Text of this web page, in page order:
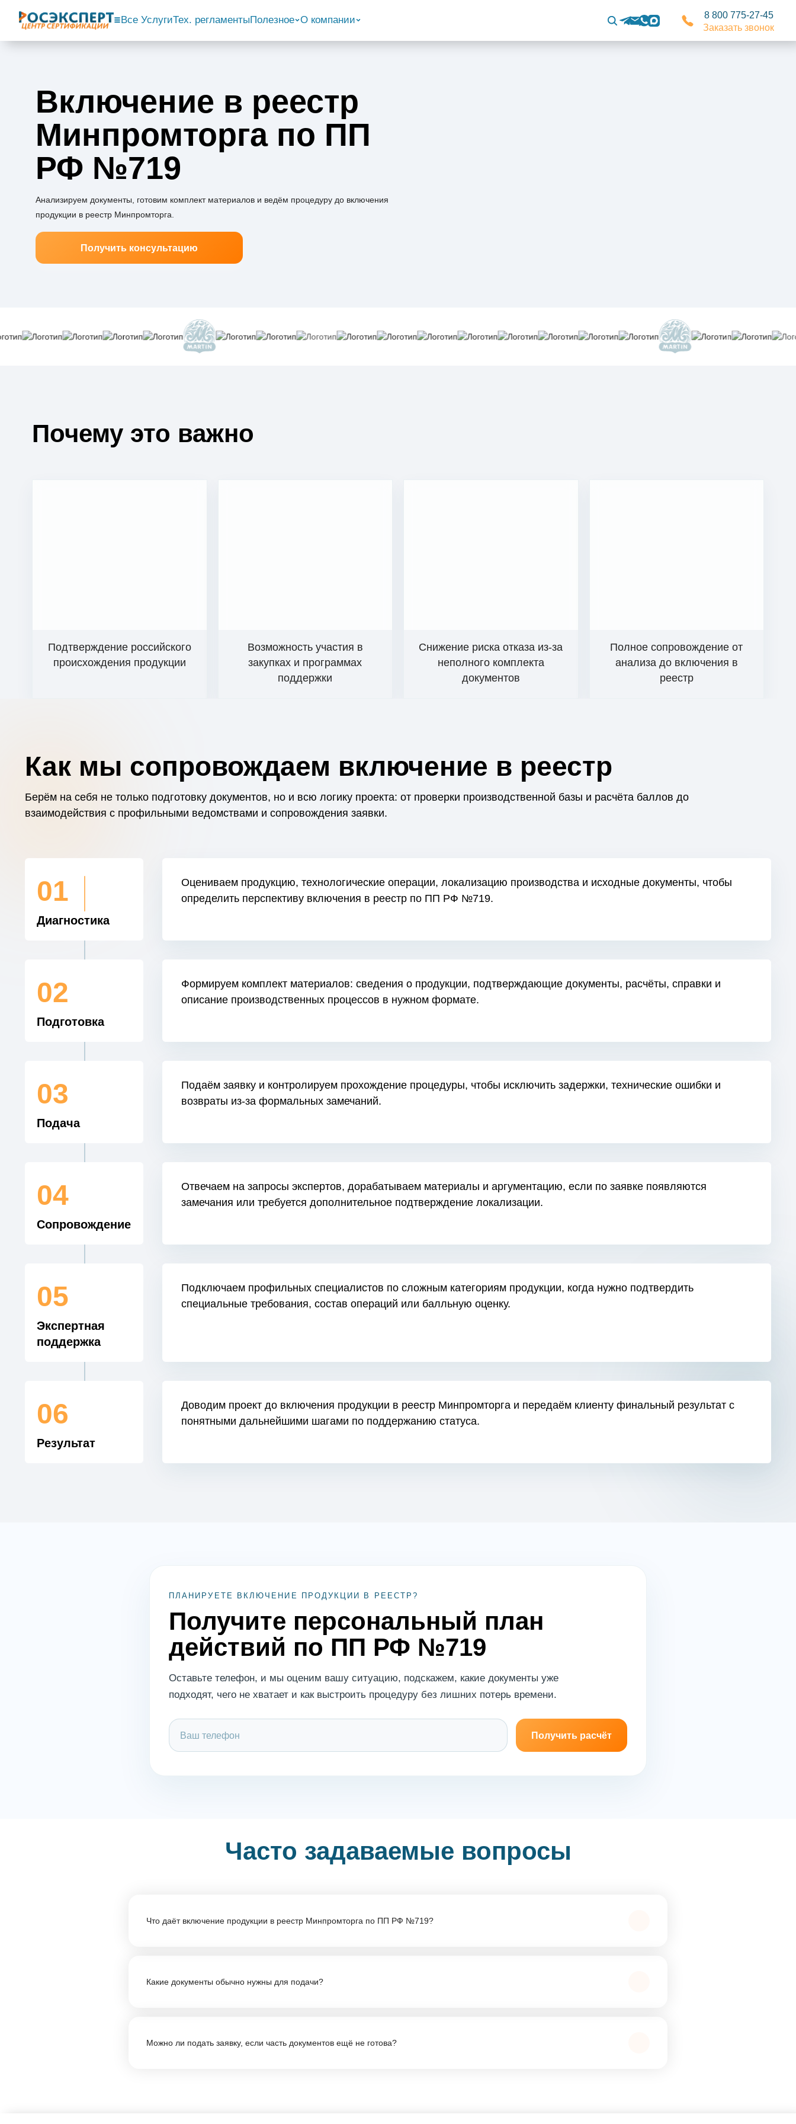
Все УслугиТех. регламенты Полезное О компании
8 800 775-27-45
Заказать звонок
Включение в реестр
Минпромторга по ПП
РФ №719
Анализируем документы, готовим комплект материалов и ведём процедуру до включения
продукции в реестр Минпромторга.
Получить консультацию
Почему это важно
Подтверждение российского
происхождения продукции
Возможность участия в
закупках и программах
поддержки
Снижение риска отказа из-за
неполного комплекта
документов
Полное сопровождение от
анализа до включения в
реестр
Как мы сопровождаем включение в реестр
Берём на себя не только подготовку документов, но и всю логику проекта: от проверки производственной базы и расчёта баллов до
взаимодействия с профильными ведомствами и сопровождения заявки.
01
Диагностика
Оцениваем продукцию, технологические операции, локализацию производства и исходные документы, чтобы
определить перспективу включения в реестр по ПП РФ №719.
02
Подготовка
Формируем комплект материалов: сведения о продукции, подтверждающие документы, расчёты, справки и
описание производственных процессов в нужном формате.
03
Подача
Подаём заявку и контролируем прохождение процедуры, чтобы исключить задержки, технические ошибки и
возвраты из-за формальных замечаний.
04
Сопровождение
Отвечаем на запросы экспертов, дорабатываем материалы и аргументацию, если по заявке появляются
замечания или требуется дополнительное подтверждение локализации.
05
Экспертная
поддержка
Подключаем профильных специалистов по сложным категориям продукции, когда нужно подтвердить
специальные требования, состав операций или балльную оценку.
06
Результат
Доводим проект до включения продукции в реестр Минпромторга и передаём клиенту финальный результат с
понятными дальнейшими шагами по поддержанию статуса.
ПЛАНИРУЕТЕ ВКЛЮЧЕНИЕ ПРОДУКЦИИ В РЕЕСТР?
Получите персональный план
действий по ПП РФ №719
Оставьте телефон, и мы оценим вашу ситуацию, подскажем, какие документы уже
подходят, чего не хватает и как выстроить процедуру без лишних потерь времени.
Часто задаваемые вопросы
Что даёт включение продукции в реестр Минпромторга по ПП РФ №719?
отечественного производителя.
Какие документы обычно нужны для подачи?
подтверждающие соответствие критериям ПП РФ №719.
Можно ли подать заявку, если часть документов ещё не готова?